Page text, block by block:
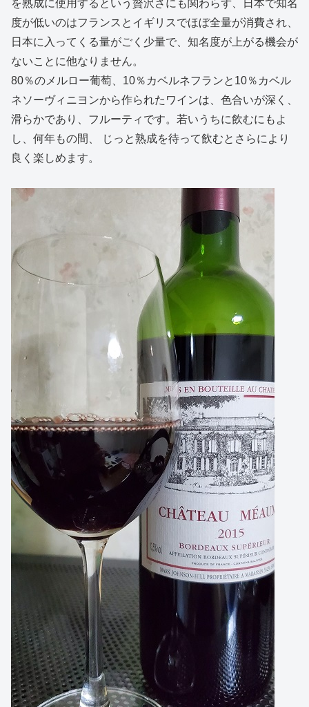
を熟成に使用するという贅沢さにも関わらず、日本で知名
度が低いのはフランスとイギリスでほぼ全量が消費され、
日本に入ってくる量がごく少量で、知名度が上がる機会が
ないことに他なりません。
80％のメルロー葡萄、10％カベルネフランと10％カベル
ネソーヴィニヨンから作られたワインは、色合いが深く、
滑らかであり、フルーティです。若いうちに飲むにもよ
し、何年もの間、 じっと熟成を待って飲むとさらにより
良く楽しめます。